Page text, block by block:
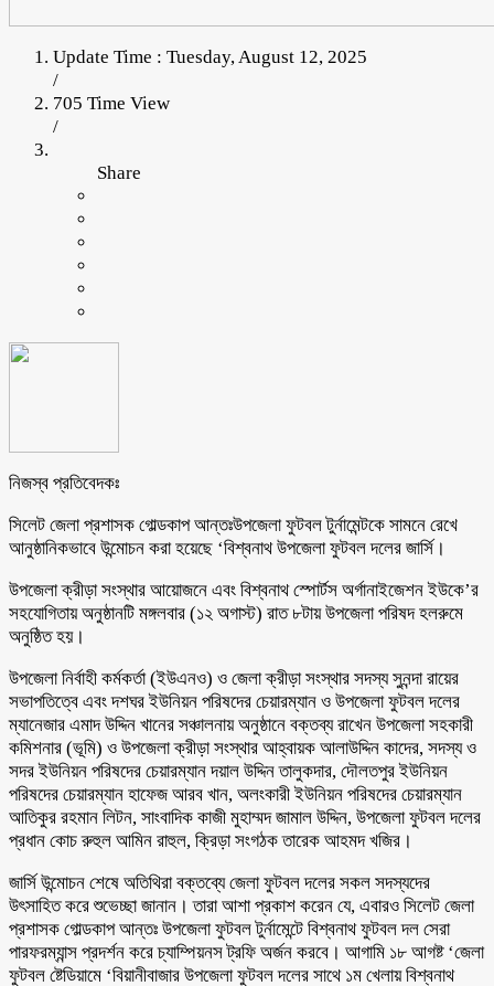
Update Time : Tuesday, August 12, 2025
/
705 Time View
/
Share
নিজস্ব প্রতিবেদকঃ
সিলেট জেলা প্রশাসক গোল্ডকাপ আন্তঃউপজেলা ফুটবল টুর্নামেন্টকে সামনে রেখে
আনুষ্ঠানিকভাবে উন্মোচন করা হয়েছে ‘বিশ্বনাথ উপজেলা ফুটবল দলের জার্সি।
উপজেলা ক্রীড়া সংস্থার আয়োজনে এবং বিশ্বনাথ স্পোর্টস অর্গানাইজেশন ইউকে’র
সহযোগিতায় অনুষ্ঠানটি মঙ্গলবার (১২ অগাস্ট) রাত ৮টায় উপজেলা পরিষদ হলরুমে
অনুষ্ঠিত হয়।
উপজেলা নির্বাহী কর্মকর্তা (ইউএনও) ও জেলা ক্রীড়া সংস্থার সদস্য সুনন্দা রায়ের
সভাপতিত্বে এবং দশঘর ইউনিয়ন পরিষদের চেয়ারম্যান ও উপজেলা ফুটবল দলের
ম্যানেজার এমাদ উদ্দিন খানের সঞ্চালনায় অনুষ্ঠানে বক্তব্য রাখেন উপজেলা সহকারী
কমিশনার (ভূমি) ও উপজেলা ক্রীড়া সংস্থার আহ্বায়ক আলাউদ্দিন কাদের, সদস্য ও
সদর ইউনিয়ন পরিষদের চেয়ারম্যান দয়াল উদ্দিন তালুকদার, দৌলতপুর ইউনিয়ন
পরিষদের চেয়ারম্যান হাফেজ আরব খান, অলংকারী ইউনিয়ন পরিষদের চেয়ারম্যান
আতিকুর রহমান লিটন, সাংবাদিক কাজী মুহাম্মদ জামাল উদ্দিন, উপজেলা ফুটবল দলের
প্রধান কোচ রুহুল আমিন রাহুল, ক্রিড়া সংগঠক তারেক আহমদ খজির।
জার্সি উন্মোচন শেষে অতিথিরা বক্তব্যে জেলা ফুটবল দলের সকল সদস্যদের
উৎসাহিত করে শুভেচ্ছা জানান। তারা আশা প্রকাশ করেন যে, এবারও সিলেট জেলা
প্রশাসক গোল্ডকাপ আন্তঃ উপজেলা ফুটবল টুর্নামেন্টে বিশ্বনাথ ফুটবল দল সেরা
পারফরম্যান্স প্রদর্শন করে চ্যাম্পিয়নস ট্রফি অর্জন করবে। আগামি ১৮ আগষ্ট ‘জেলা
ফুটবল ষ্টেডিয়ামে ‘বিয়ানীবাজার উপজেলা ফুটবল দলের সাথে ১ম খেলায় বিশ্বনাথ